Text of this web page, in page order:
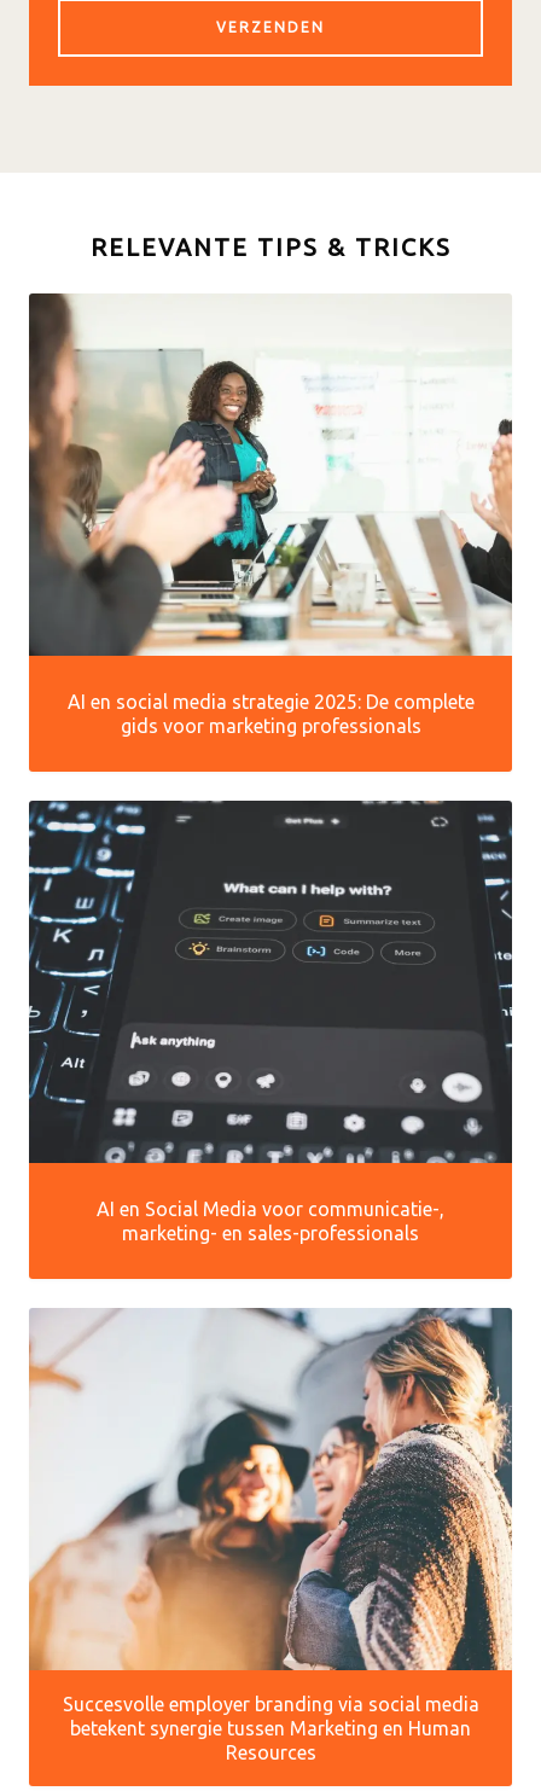
RELEVANTE TIPS & TRICKS
AI en social media strategie 2025: De complete
gids voor marketing professionals
AI en Social Media voor communicatie-,
marketing- en sales-professionals
Succesvolle employer branding via social media
betekent synergie tussen Marketing en Human
Resources